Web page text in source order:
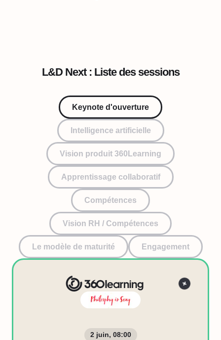
L&D Next : Liste des sessions
Keynote d'ouverture
Intelligence artificielle
Vision produit 360Learning
Apprentissage collaboratif
Compétences
Vision RH / Compétences
Le modèle de maturité Engagement
2 juin, 08:00